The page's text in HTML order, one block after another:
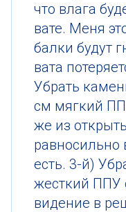
что влага
вате. Меня
балки будут
вата
Убрать
см мягкий
же из
равносильно
есть. 3-й)
жесткий ППУ
видение в